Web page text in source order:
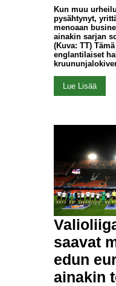
Kun muu
pysähtynyt,
menoaan
ainakin sarjan
(Kuva: TT)
englantilaiset
Lue Lisää
saavat
edun
ainakin